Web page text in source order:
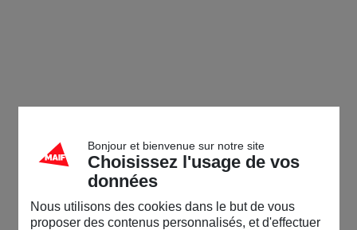
Bonjour et bienvenue sur notre site
Choisissez l'usage de vos
données
Nous utilisons des cookies dans le but de vous
proposer des contenus personnalisés, et d'effectuer